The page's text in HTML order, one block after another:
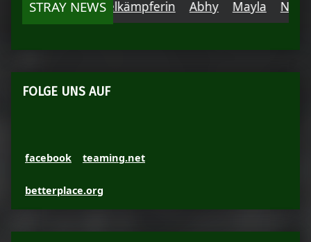
STRAY NEWS
Einzelkämpferin Abhy Mayla Nalani
FOLGE UNS AUF
facebook teaming.net
betterplace.org